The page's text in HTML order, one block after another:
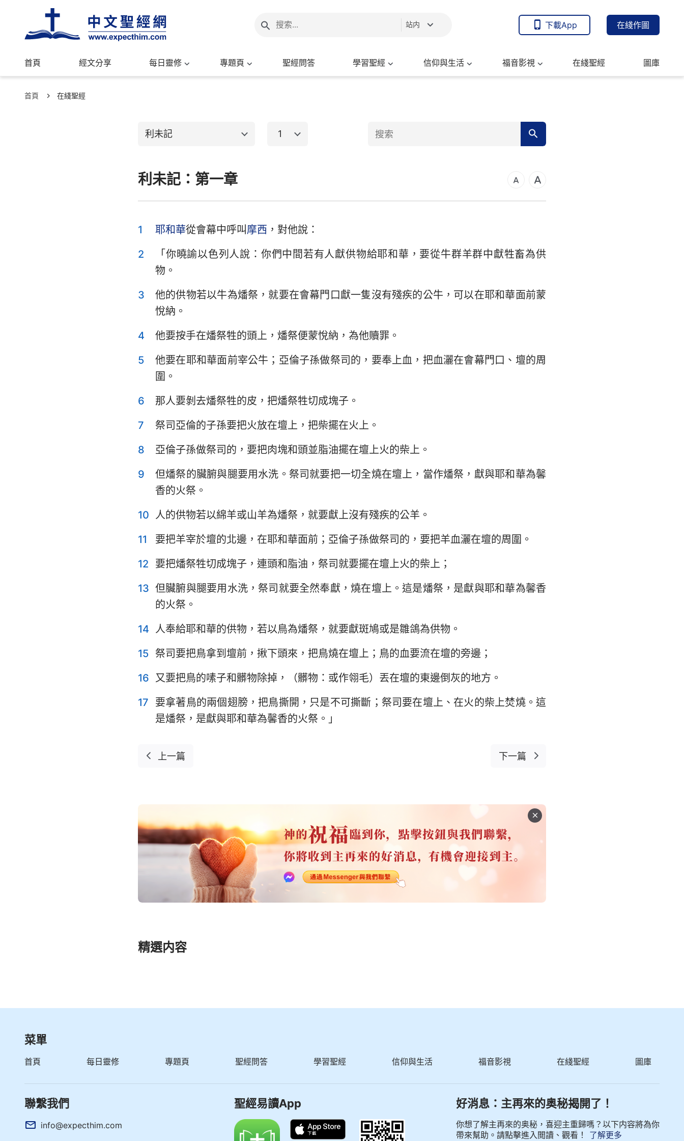
站内 下載App 在綫作圖
首頁 經文分享 每日靈修 專題頁 聖經問答 學習聖經 信仰與生活 福音影視 在綫聖經 圖庫
首頁 在綫聖經
利未記
舊約聖經
利未記 民數記
申命記 約書亞記
士師記
撒母耳記上 撒母耳記下
列王紀上
歷代志上 歷代志下
以斯拉記 尼希米記
詩篇 箴言
傳道書 雅歌
以賽亞書 耶利米書
耶利米哀歌 以西結書
但以理書
約珥書 阿摩司書
俄巴底亞書 約拿書
彌迦書 那鴻書
哈巴谷書 西番雅書
哈該書
瑪拉基書
使徒行傳 羅馬書
加拉太書 以弗所書
帖撒羅尼迦前書
提摩太前書 提摩太後書
彼得前書
約翰一書
約翰三書 猶大書
1
22
23
利未記：第一章
1 耶和華從會幕中呼叫摩西 ，對他說：
2
「你曉諭以色列人說：你們中間若有人獻供物給耶和華，要從牛群羊群中獻牲畜為供
物。
3
他的供物若以牛為燔祭，就要在會幕門口獻一隻沒有殘疾的公牛，可以在耶和華面前蒙
悅納。
4
他要按手在燔祭牲的頭上，燔祭便蒙悅納，為他贖罪。
5
他要在耶和華面前宰公牛；亞倫子孫做祭司的，要奉上血，把血灑在會幕門口、壇的周
圍。
6
那人要剝去燔祭牲的皮，把燔祭牲切成塊子。
7
祭司亞倫的子孫要把火放在壇上，把柴擺在火上。
8
亞倫子孫做祭司的，要把肉塊和頭並脂油擺在壇上火的柴上。
9
但燔祭的臟腑與腿要用水洗。祭司就要把一切全燒在壇上，當作燔祭，獻與耶和華為馨
香的火祭。
10 人的供物若以綿羊或山羊為燔祭，就要獻上沒有殘疾的公羊。
11
要把羊宰於壇的北邊，在耶和華面前；亞倫子孫做祭司的，要把羊血灑在壇的周圍。
12
要把燔祭牲切成塊子，連頭和脂油，祭司就要擺在壇上火的柴上；
13 但臟腑與腿要用水洗，祭司就要全然奉獻，燒在壇上。這是燔祭，是獻與耶和華為馨香
的火祭。
14 人奉給耶和華的供物，若以鳥為燔祭，就要獻斑鳩或是雛鴿為供物。
15 祭司要把鳥拿到壇前，揪下頭來，把鳥燒在壇上；鳥的血要流在壇的旁邊；
16 又要把鳥的嗉子和髒物除掉，（髒物：或作翎毛）丟在壇的東邊倒灰的地方。
17
要拿著鳥的兩個翅膀，把鳥撕開，只是不可撕斷；祭司要在壇上、在火的柴上焚燒。這
是燔祭，是獻與耶和華為馨香的火祭。」
上一篇 下一篇
精選内容
菜單
首頁 每日靈修 專題頁 聖經問答 學習聖經 信仰與生活 福音影視 在綫聖經 圖庫
聯繫我們
info@expecthim.com
聖經易讀App 好消息：主再來的奥秘揭開了！
你想了解主再來的奥秘，喜迎主重歸嗎？以下内容將為你
帶來幫助。請點擊進入閲讀、觀看！
了解更多